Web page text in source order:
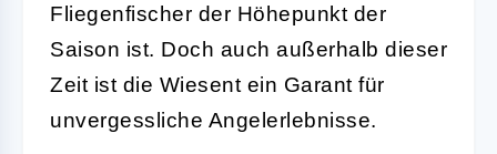
Fliegenfischer der Höhepunkt der
Saison ist. Doch auch außerhalb dieser
Zeit ist die Wiesent ein Garant für
unvergessliche Angelerlebnisse.